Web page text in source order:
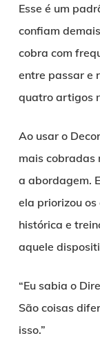
Esse é um
confiam
cobra com
entre passar e
quatro artigos
Ao usar o
mais cobradas
a abordagem.
ela priorizou
histórica e
aquele
“Eu sabia o
São coisas
isso.”